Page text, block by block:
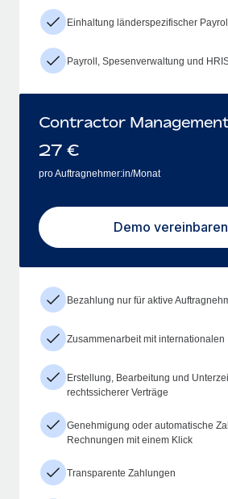
Einhaltung länderspezifischer
Payroll, Spesenverwaltung und
Contractor
27 €
pro Auftragnehmer:in/Monat
Demo vereinbaren
Bezahlung nur für aktive
Zusammenarbeit mit internationalen
Erstellung, Bearbeitung und
rechtssicherer Verträge
Genehmigung oder automatische
Rechnungen mit einem Klick
Transparente Zahlungen